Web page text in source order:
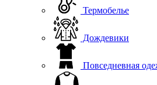
Термобелье
Дождевики
Повседневная